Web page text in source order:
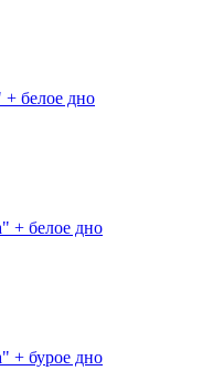
белое дно
+ белое дно
+ бурое дно